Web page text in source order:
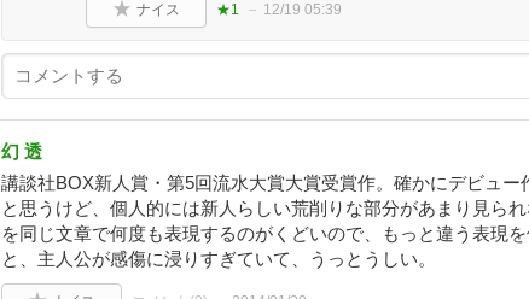
ナイス ★1 12/19 05:39
幻 透
講談社BOX新人賞・第5回流水大賞大賞受賞作。確かにデビュー
と思うけど、個人的には新人らしい荒削りな部分があまり見ら
を同じ文章で何度も表現するのがくどいので、もっと違う表現
と、主人公が感傷に浸りすぎていて、うっとうしい。